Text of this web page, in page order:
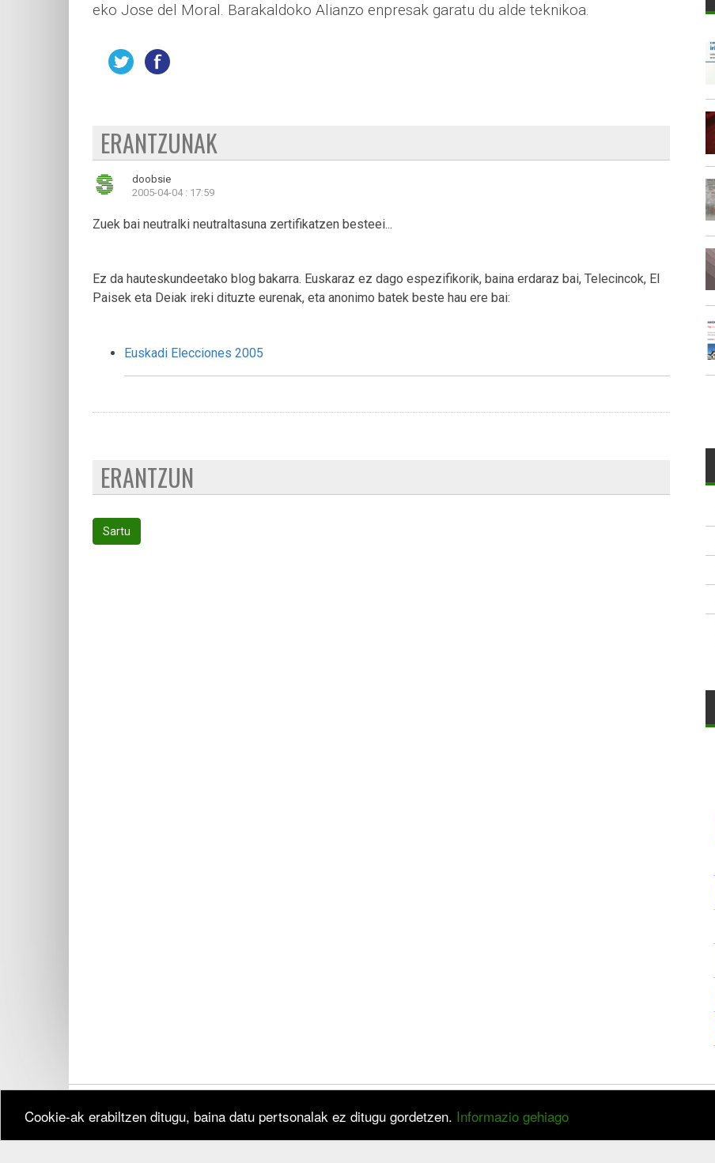
Cookie-ak erabiltzen ditugu, baina datu pertsonalak ez ditugu gordetzen. Informazio gehiago
eko Jose del Moral. Barakaldoko Alianzo enpresak garatu du alde teknikoa.
ERANTZUNAK
doobsie
2005-04-04 : 17:59
Zuek bai neutralki neutraltasuna zertifikatzen besteei...
Ez da hauteskundeetako blog bakarra. Euskaraz ez dago espezifikorik, baina erdaraz bai, Telecincok, El
Paisek eta Deiak ireki dituzte eurenak, eta anonimo batek beste hau ere bai:
Euskadi Elecciones 2005
ERANTZUN
Sartu